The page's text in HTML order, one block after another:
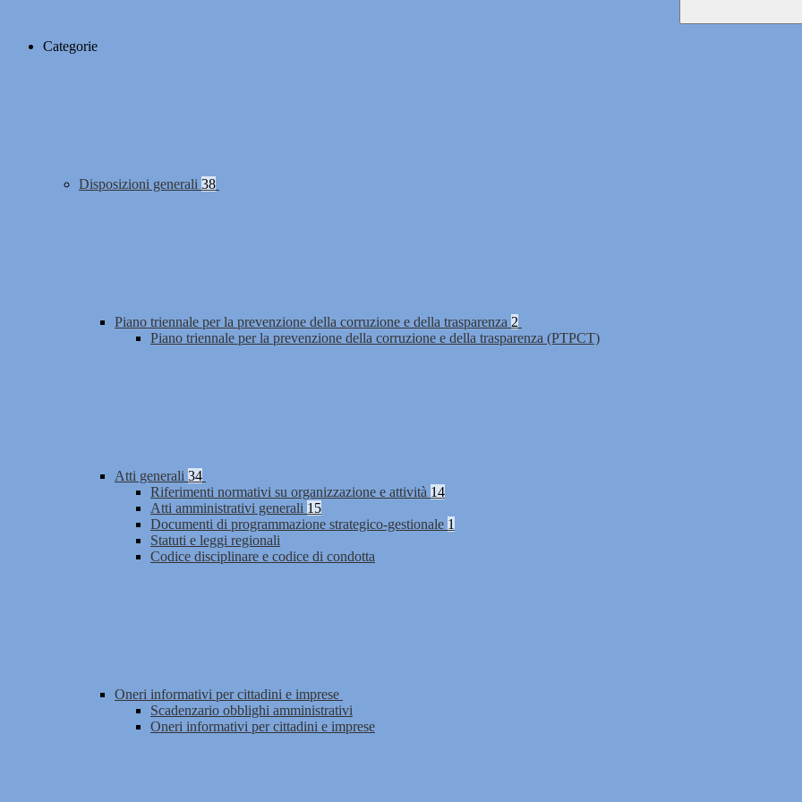
Categorie
Disposizioni generali 38
Piano triennale per la prevenzione della corruzione e della trasparenza 2
Piano triennale per la prevenzione della corruzione e della trasparenza (PTPCT)
Atti generali 34
Riferimenti normativi su organizzazione e attività 14
Atti amministrativi generali 15
Documenti di programmazione strategico-gestionale 1
Statuti e leggi regionali
Codice disciplinare e codice di condotta
Oneri informativi per cittadini e imprese
Scadenzario obblighi amministrativi
Oneri informativi per cittadini e imprese